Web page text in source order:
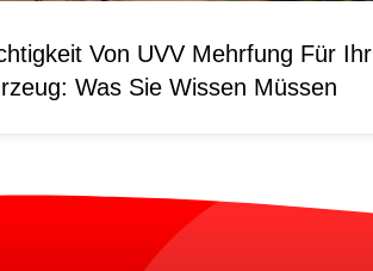
Von UVV Mehrfung Für Ihr
Was Sie Wissen Müssen